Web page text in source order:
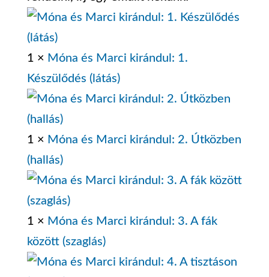
1 × Móna és Marci kirándul: 1.
Készülődés (látás)
1 × Móna és Marci kirándul: 2. Útközben
(hallás)
1 × Móna és Marci kirándul: 3. A fák
között (szaglás)